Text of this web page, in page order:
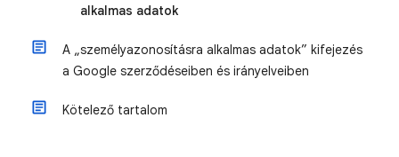
alkalmas adatok
A „személyazonosításra alkalmas adatok” kifejezés
a Google szerződéseiben és irányelveiben
Kötelező tartalom